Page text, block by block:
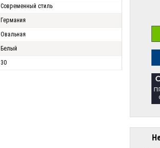
Современный стиль
Германия
Овальная
Белый
30